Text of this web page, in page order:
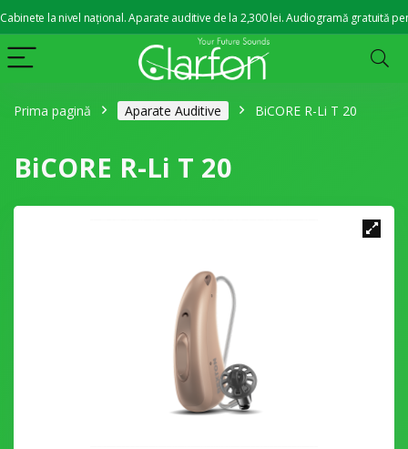
la nivel național. Aparate auditive de la 2,300 lei. Audiogramă gratuită pentru
Prima pagină Aparate Auditive BiCORE R-Li T 20
BiCORE R-Li T 20